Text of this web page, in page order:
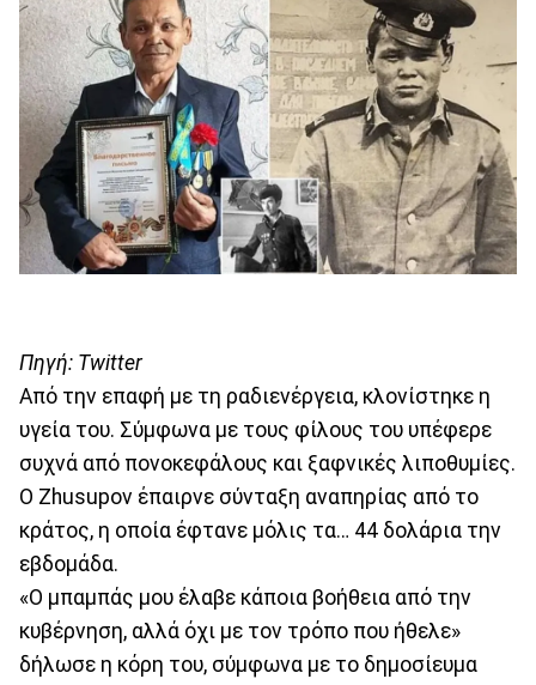
Πηγή: Twitter
Από την επαφή με τη ραδιενέργεια, κλονίστηκε η
υγεία του. Σύμφωνα με τους φίλους του υπέφερε
συχνά από πονοκεφάλους και ξαφνικές λιποθυμίες.
Ο Zhusupov έπαιρνε σύνταξη αναπηρίας από το
κράτος, η οποία έφτανε μόλις τα… 44 δολάρια την
εβδομάδα.
«Ο μπαμπάς μου έλαβε κάποια βοήθεια από την
κυβέρνηση, αλλά όχι με τον τρόπο που ήθελε»
δήλωσε η κόρη του, σύμφωνα με το δημοσίευμα